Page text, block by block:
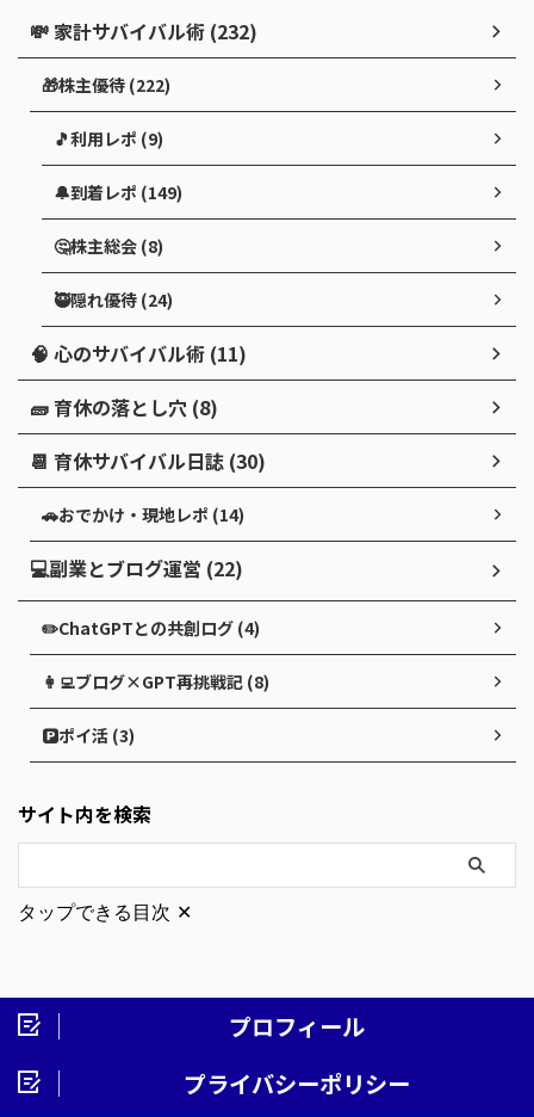
💸 家計サバイバル術 (232)
🎁株主優待 (222)
🎵利用レポ (9)
🔔到着レポ (149)
🤔株主総会 (8)
🥷隠れ優待 (24)
🧠 心のサバイバル術 (11)
🧱 育休の落とし穴 (8)
📆 育休サバイバル日誌 (30)
🚗おでかけ・現地レポ (14)
💻副業とブログ運営 (22)
✏️ChatGPTとの共創ログ (4)
👩‍💻ブログ×GPT再挑戦記 (8)
🅿️ポイ活 (3)
サイト内を検索
タップできる目次 ✕
プロフィール
プライバシーポリシー